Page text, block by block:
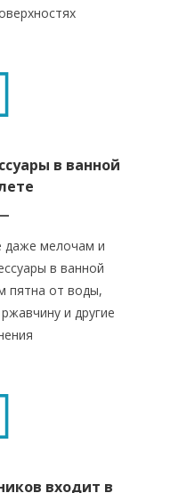
в ванной
даже мелочам и
в ванной
пятна от воды,
и другие
входит в